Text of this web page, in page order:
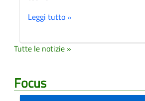
Leggi tutto »
Tutte le notizie »
Focus